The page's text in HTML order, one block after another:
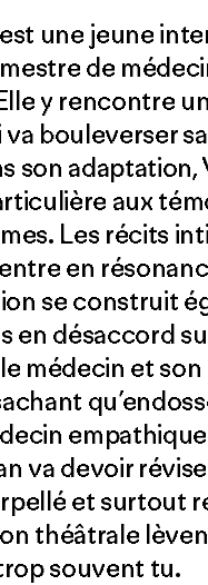
une jeune
de
y rencontre
bouleverser
son
aux
Les récits
en
se construit
en désaccord
médecin et
va devoir
et surtout
théâtrale
souvent tu.